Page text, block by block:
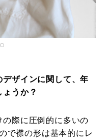
ザインに関して、年
うか？
際に圧倒的に多いの
で襟の形は基本的にレ